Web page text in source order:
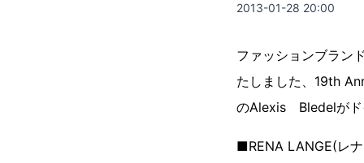
2013-01-28 20:00
ファッションブラン
たしました、19th
のAlexis Bledelがド
■RENA LANGE(レ